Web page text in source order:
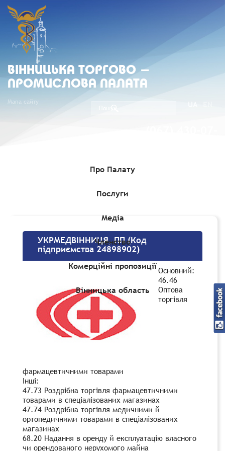
ВIННИЦЬКА ТОРГОВО -
ПРОМИСЛОВА ПАЛАТА
Мапа сайту
Про Палату
Послуги
Медіа
Членство
Комерційні пропозиції
Вінницька область
Члени Вінницької ТПП
УКРМЕДВІННИЦЯ, ПП (Код
підприємства 24898902)
Основний:
46.46
Оптова
торгівля
фармацевтичними товарами
Інші:
47.73 Роздрібна торгівля фармацевтичними
товарами в спеціалізованих магазинах
47.74 Роздрібна торгівля медичними й
ортопедичними товарами в спеціалізованих
магазинах
68.20 Надання в оренду й експлуатацію власного
чи орендованого нерухомого майна